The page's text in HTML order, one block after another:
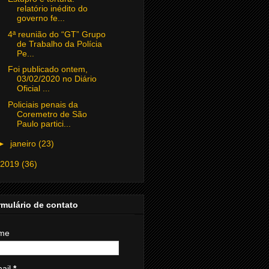
relatório inédito do
governo fe...
4ª reunião do “GT” Grupo
de Trabalho da Polícia
Pe...
Foi publicado ontem,
03/02/2020 no Diário
Oficial ...
Policiais penais da
Coremetro de São
Paulo partici...
janeiro (23)
2019 (36)
de contato